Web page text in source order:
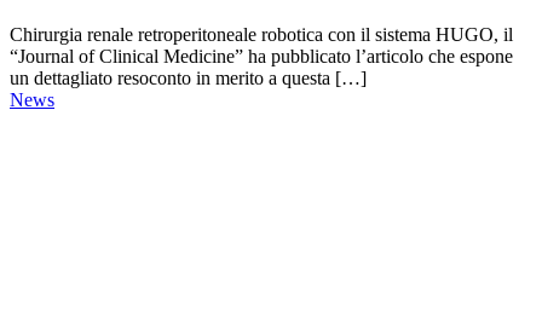
Chirurgia renale retroperitoneale robotica con il sistema HUGO, il
“Journal of Clinical Medicine” ha pubblicato l’articolo che espone
un dettagliato resoconto in merito a questa […]
News